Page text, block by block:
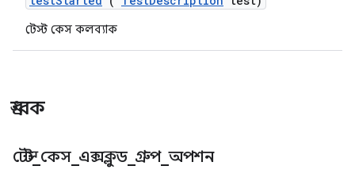
টেস্ট কেস কলব্যাক
ধ্রুবক
টেস্ট_কেস_ এক্সক্লুড গ্রুপ_অপশন